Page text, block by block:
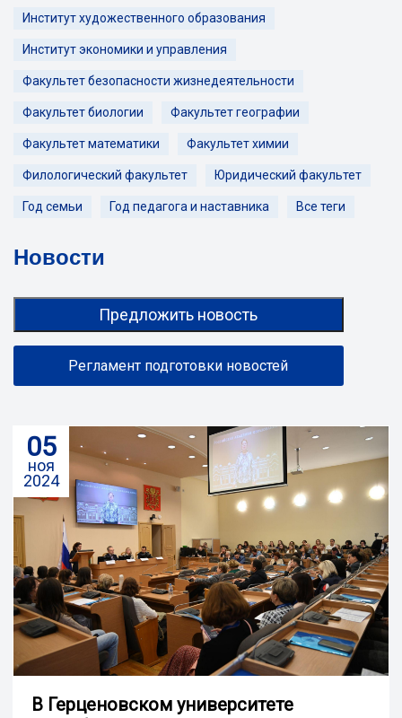
Институт художественного образования
Институт экономики и управления
Факультет безопасности жизнедеятельности
Факультет биологии Факультет географии
Факультет математики Факультет химии
Филологический факультет Юридический факультет
Год семьи Год педагога и наставника Все теги
Новости
05
ноя
2024
В Герценовском университете
Предложить новость
Регламент подготовки новостей